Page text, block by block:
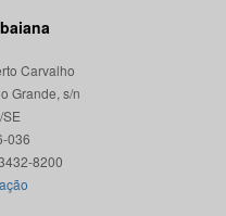
Carvalho
Grande, s/n
036